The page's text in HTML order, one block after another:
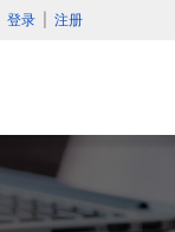
登录 注册